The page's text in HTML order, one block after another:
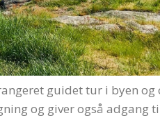
guidet tur i byen og
og giver også adgang